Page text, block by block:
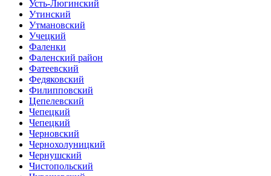
Усть-Люгинский
Утинский
Утмановский
Учецкий
Фаленки
Фаленский район
Фатеевский
Федяковский
Филипповский
Цепелевский
Чепецкий
Чепецкий
Черновский
Чернохолуницкий
Чернушский
Чистопольский